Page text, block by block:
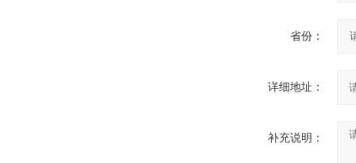
省份：
详细地址：
补充说明：